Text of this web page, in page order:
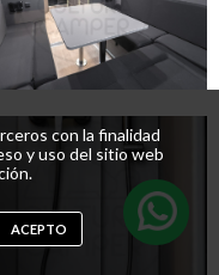
con la finalidad
y uso del sitio web
ACEPTO